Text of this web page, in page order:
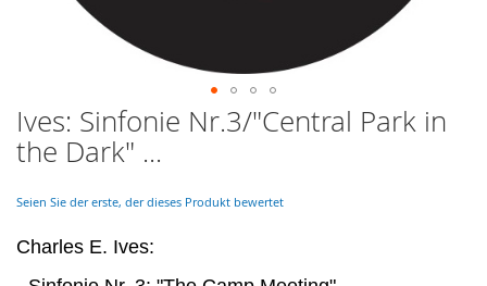
Skip
to
the
of
images
Ives: Sinfonie Nr.3/"Central Park in
the Dark" ...
Seien Sie der erste, der dieses Produkt bewertet
Charles E. Ives: